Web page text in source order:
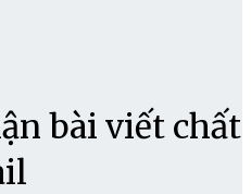
bài viết chất